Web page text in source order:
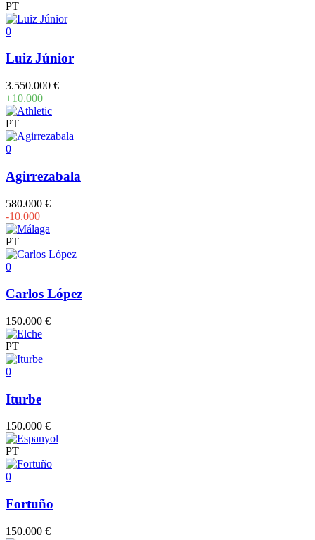
PT
0
Luiz Júnior
3.550.000 €
+10.000
PT
0
Agirrezabala
580.000 €
-10.000
PT
0
Carlos López
150.000 €
PT
0
Iturbe
150.000 €
PT
0
Fortuño
150.000 €